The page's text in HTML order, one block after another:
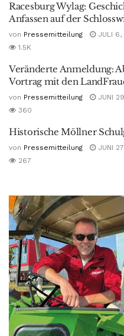
Racesburg Wylag:
Anfassen auf der
von Pressemitteilung JULI 6,
1.5K
Veränderte Anmeldung:
Vortrag mit den
von Pressemitteilung JUNI
360
Historische Möllner
von Pressemitteilung JUNI
267